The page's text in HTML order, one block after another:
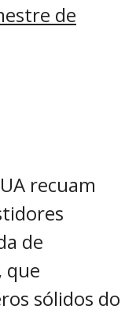
de
recuam
de
que
sólidos do